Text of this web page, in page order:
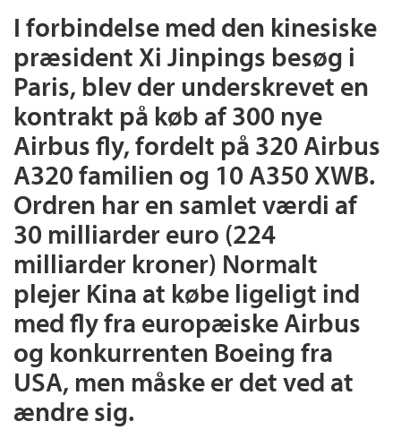
I forbindelse med den kinesiske
præsident Xi Jinpings besøg i
Paris, blev der underskrevet en
kontrakt på køb af 300 nye
Airbus fly, fordelt på 320 Airbus
A320 familien og 10 A350 XWB.
Ordren har en samlet værdi af
30 milliarder euro (224
milliarder kroner) Normalt
plejer Kina at købe ligeligt ind
med fly fra europæiske Airbus
og konkurrenten Boeing fra
USA, men måske er det ved at
ændre sig.